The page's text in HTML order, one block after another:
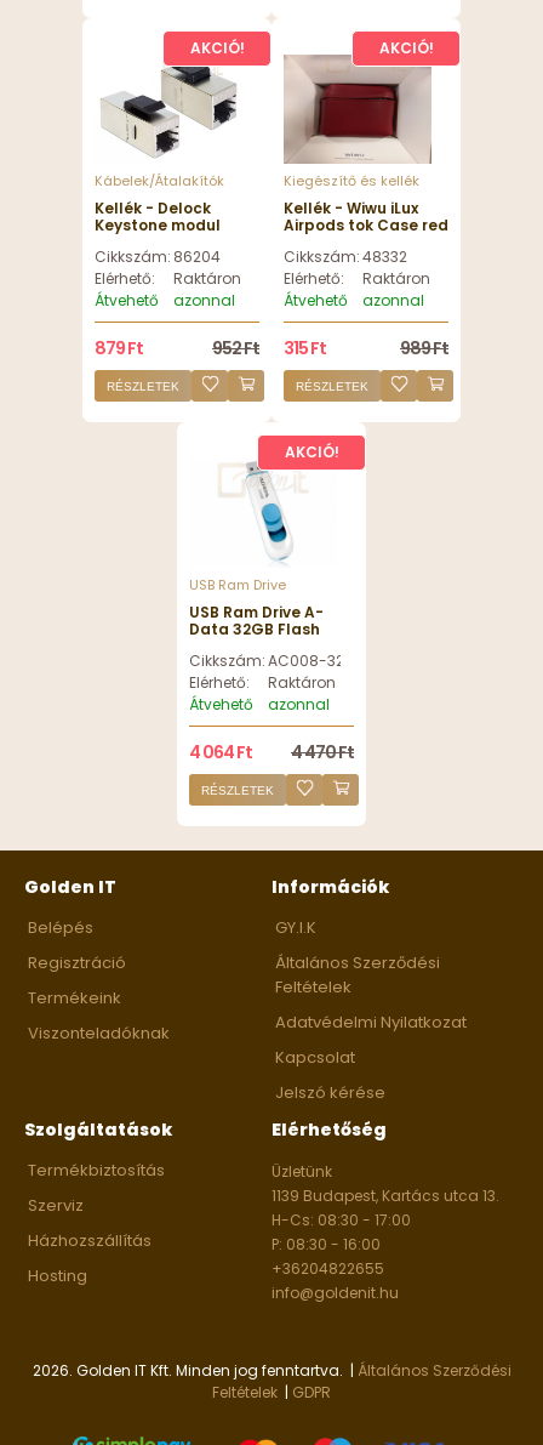
AKCIÓ!
Kábelek/Átalakítók
Kellék - Delock
Keystone modul
anya Cat.5e
Cikkszám: 86204
Elérhető:
Raktáron
Átvehető
azonnal
879 Ft 952 Ft
RÉSZLETEK
AKCIÓ!
Kiegészítő és kellék
Kellék - Wiwu iLux
Airpods tok Case red
Cikkszám:48332
Elérhető:
Raktáron
Átvehető
azonnal
315 Ft 989 Ft
RÉSZLETEK
AKCIÓ!
USB Ram Drive
USB Ram Drive A-
Data 32GB Flash
AC008-32G-RWE
Cikkszám:AC008-32G-RWE
Elérhető:
Raktáron
Átvehető
azonnal
4 064 Ft 4 470 Ft
RÉSZLETEK
Golden IT
Belépés
Regisztráció
Termékeink
Viszonteladóknak
Információk
GY.I.K
Általános Szerződési
Feltételek
Adatvédelmi Nyilatkozat
Kapcsolat
Jelszó kérése
Szolgáltatások
Termékbiztosítás
Szerviz
Házhozszállítás
Hosting
Elérhetőség
Üzletünk
1139 Budapest, Kartács utca 13.
H-Cs: 08:30 - 17:00
P: 08:30 - 16:00
+36204822655
info@goldenit.hu
2026. Golden IT Kft. Minden jog fenntartva. | Általános Szerződési
Feltételek | GDPR